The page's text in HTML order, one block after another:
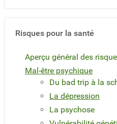
Risques pour la santé
Aperçu général des
Mal-être psychique
Du bad trip à la
La dépression
La psychose